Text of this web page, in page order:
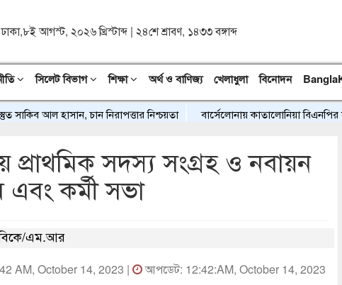
৮ই আগস্ট, ২০২৬ খ্রিস্টাব্দ| ২৪শে শ্রাবণ, ১৪৩৩ বঙ্গাব্দ
সিলেট বিভাগ শিক্ষা অর্থ ও বাণিজ্য খেলাধুলা বিনোদন
আল হাসান, চান নিরাপত্তার নিশ্চয়তা বার্সেলোনায় কাতালোনিয়া বিএনপির
প্রাথমিক সদস্য সংগ্রহ ও নবায়ন
এবং কর্মী সভা
এম.আর
AM, October 14, 2023 | আপডেট: 12:42:AM, October 14, 2023